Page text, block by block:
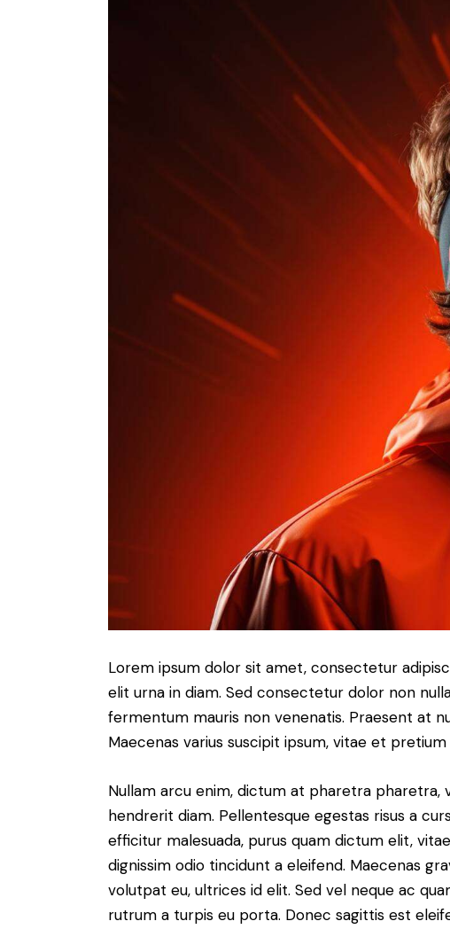
Lorem ipsum dolor sit amet, consectetur
elit urna in diam. Sed consectetur dolor non
fermentum mauris non venenatis. Praesent at
Maecenas varius suscipit ipsum, vitae et
Nullam arcu enim, dictum at pharetra pharetra,
hendrerit diam. Pellentesque egestas risus a
efficitur malesuada, purus quam dictum elit,
dignissim odio tincidunt a eleifend. Maecenas
volutpat eu, ultrices id elit. Sed vel neque ac
rutrum a turpis eu porta. Donec sagittis est